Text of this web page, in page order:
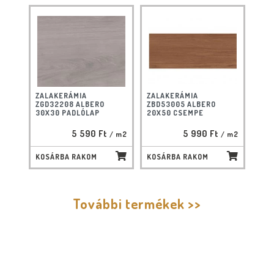
ZALAKERÁMIA
ZGD32208 ALBERO
30X30 PADLÓLAP
5 590 Ft / m2
KOSÁRBA RAKOM
ZALAKERÁMIA
ZBD53005 ALBERO
20X50 CSEMPE
5 990 Ft / m2
KOSÁRBA RAKOM
További termékek >>